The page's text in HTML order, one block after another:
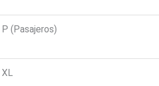
P (Pasajeros)
XL